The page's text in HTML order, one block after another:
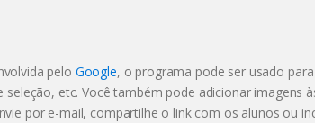
pelo Google, o programa pode ser usado
seleção, etc. Você também pode adicionar imagens
por e-mail, compartilhe o link com os alunos ou